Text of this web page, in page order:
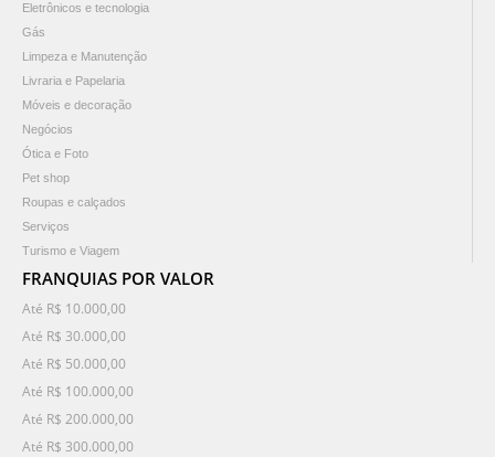
Eletrônicos e tecnologia
Gás
Limpeza e Manutenção
Livraria e Papelaria
Móveis e decoração
Negócios
Ótica e Foto
Pet shop
Roupas e calçados
Serviços
Turismo e Viagem
FRANQUIAS POR VALOR
Até R$ 10.000,00
Até R$ 30.000,00
Até R$ 50.000,00
Até R$ 100.000,00
Até R$ 200.000,00
Até R$ 300.000,00